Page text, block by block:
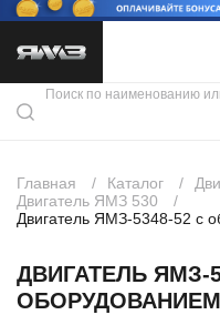
Каталог продукции
Скидки
Контакты
Главная Каталог
Двигатель ЯМЗ 530
Двигатель ЯМЗ-5348-52 с
ДВИГАТЕЛЬ ЯМЗ-
ОБОРУДОВАНИЕМ